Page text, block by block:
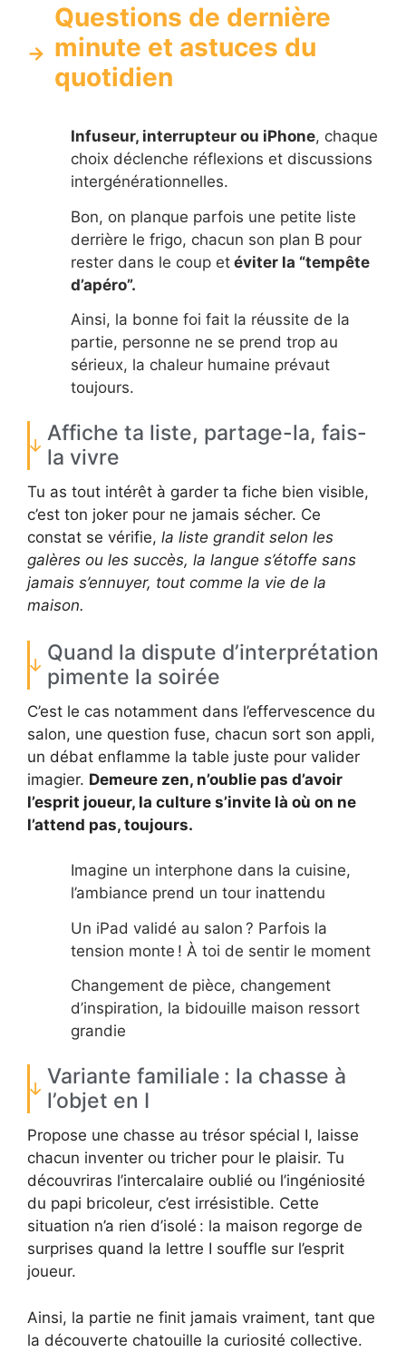
Questions de dernière
minute et astuces du
quotidien
Infuseur, interrupteur ou iPhone, chaque
choix déclenche réflexions et discussions
intergénérationnelles.
Bon, on planque parfois une petite liste
derrière le frigo, chacun son plan B pour
rester dans le coup et éviter la “tempête
d’apéro”.
Ainsi, la bonne foi fait la réussite de la
partie, personne ne se prend trop au
sérieux, la chaleur humaine prévaut
toujours.
Affiche ta liste, partage-la, fais-
la vivre
Tu as tout intérêt à garder ta fiche bien visible,
c’est ton joker pour ne jamais sécher. Ce
constat se vérifie, la liste grandit selon les
galères ou les succès, la langue s’étoffe sans
jamais s’ennuyer, tout comme la vie de la
maison.
Quand la dispute d’interprétation
pimente la soirée
C’est le cas notamment dans l’effervescence du
salon, une question fuse, chacun sort son appli,
un débat enflamme la table juste pour valider
imagier. Demeure zen, n’oublie pas d’avoir
l’esprit joueur, la culture s’invite là où on ne
l’attend pas, toujours.
Imagine un interphone dans la cuisine,
l’ambiance prend un tour inattendu
Un iPad validé au salon ? Parfois la
tension monte ! À toi de sentir le moment
Changement de pièce, changement
d’inspiration, la bidouille maison ressort
grandie
Variante familiale : la chasse à
l’objet en I
Propose une chasse au trésor spécial I, laisse
chacun inventer ou tricher pour le plaisir. Tu
découvriras l’intercalaire oublié ou l’ingéniosité
du papi bricoleur, c’est irrésistible. Cette
situation n’a rien d’isolé : la maison regorge de
surprises quand la lettre I souffle sur l’esprit
joueur.
Ainsi, la partie ne finit jamais vraiment, tant que
la découverte chatouille la curiosité collective.